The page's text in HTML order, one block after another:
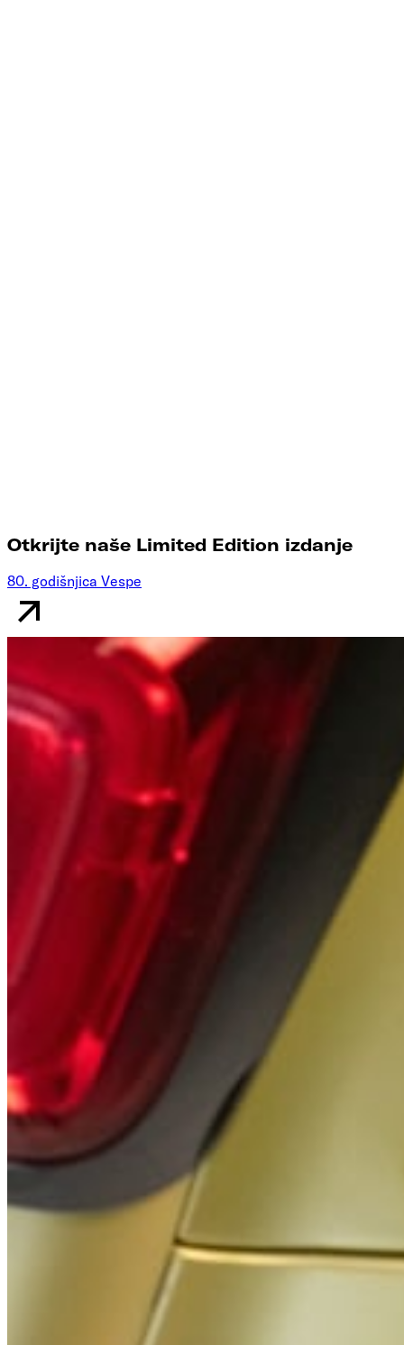
Otkrijte naše Limited Edition izdanje
80. godišnjica Vespe